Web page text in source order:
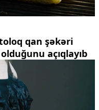
qan şəkəri
açıqlayıb